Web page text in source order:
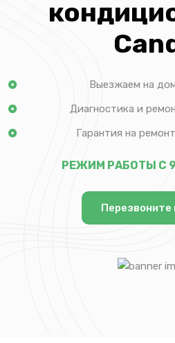
Выезжаем на
Диагностика и
Гарантия на
РЕЖИМ РАБОТЫ С
Перезвоните